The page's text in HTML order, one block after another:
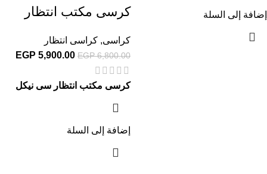
إضافة إلى السلة كرسى مكتب انتظار
كراسى, كراسى انتظار
EGP6,800.00
EGP 5,900.00
كرسى مكتب انتظار سى نيكل
إضافة إلى السلة